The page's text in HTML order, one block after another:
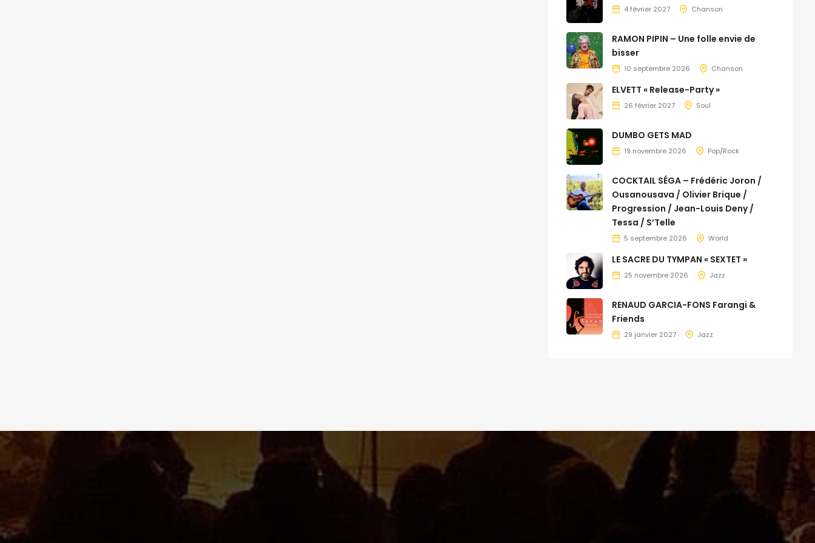
4 février 2027 Chanson
RAMON PIPIN – Une folle envie de
bisser
10 septembre 2026 Chanson
ELVETT « Release-Party »
26 février 2027 Soul
DUMBO GETS MAD
19 novembre 2026 Pop/Rock
COCKTAIL SÉGA – Frédéric Joron /
Ousanousava / Olivier Brique /
Progression / Jean-Louis Deny /
Tessa / S’Telle
5 septembre 2026 World
LE SACRE DU TYMPAN « SEXTET »
25 novembre 2026 Jazz
RENAUD GARCIA-FONS Farangi &
Friends
29 janvier 2027 Jazz